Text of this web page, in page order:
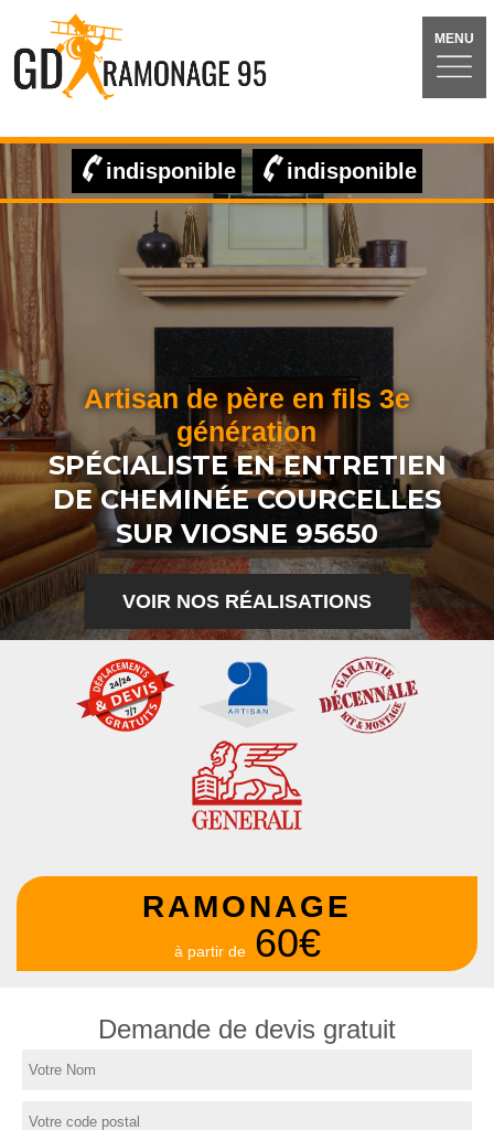
MENU
indisponible indisponible
Artisan de père en fils 3e
génération
SPÉCIALISTE EN ENTRETIEN
DE CHEMINÉE COURCELLES
SUR VIOSNE 95650
VOIR NOS RÉALISATIONS
RAMONAGE
à partir de 60€
Demande de devis gratuit